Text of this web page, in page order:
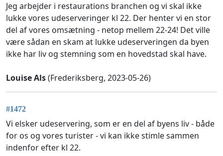
Jeg arbejder i restaurations branchen og vi skal ikke
lukke vores udeserveringer kl 22. Der henter vi en stor
del af vores omsætning - netop mellem 22-24! Det ville
være sådan en skam at lukke udeserveringen da byen
ikke har liv og stemning som en hovedstad skal have.
Louise Als(Frederiksberg, 2023-05-26)
#1472
Vi elsker udeservering, som er en del af byens liv - både
for os og vores turister - vi kan ikke stimle sammen
indenfor efter kl 22.